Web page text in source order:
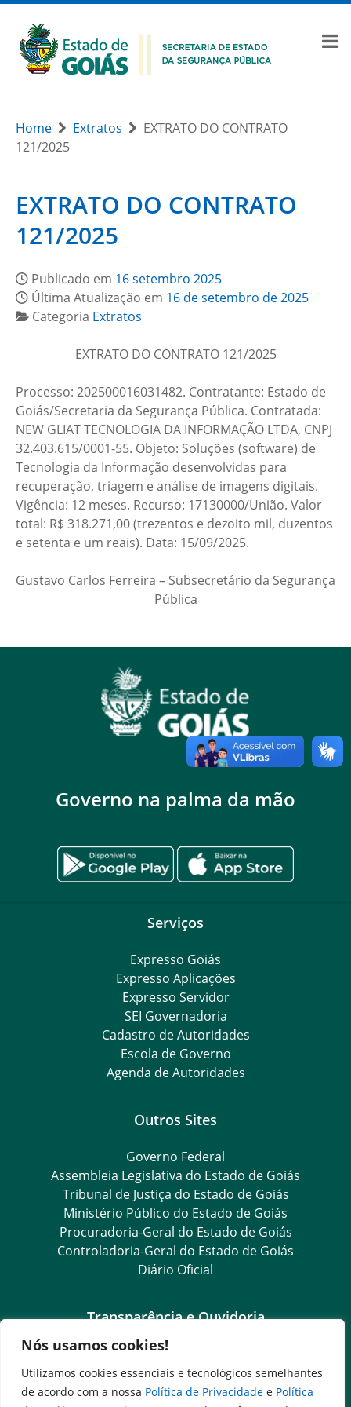
Nós usamos cookies!
Utilizamos cookies essenciais e tecnológicos semelhantes
de acordo com a nossa Política de Privacidade e Política
Home Extratos
EXTRATO DO CONTRATO
121/2025
EXTRATO DO CONTRATO
121/2025
Publicado em 16 setembro 2025
Última Atualização em 16 de setembro de 2025
Categoria Extratos
EXTRATO DO CONTRATO 121/2025
Processo: 202500016031482. Contratante: Estado de
Goiás/Secretaria da Segurança Pública. Contratada:
NEW GLIAT TECNOLOGIA DA INFORMAÇÃO LTDA, CNPJ
32.403.615/0001-55. Objeto: Soluções (software) de
Tecnologia da Informação desenvolvidas para
recuperação, triagem e análise de imagens digitais​​​​​.
Vigência: 12 meses. Recurso: 17130000/União. Valor
total: R$ 318.271,00 (trezentos e dezoito mil, duzentos
e setenta e um reais). Data: 15/09/2025.
Gustavo Carlos Ferreira – Subsecretário da Segurança
Pública
Governo na palma da mão
Serviços
Expresso Goiás
Expresso Aplicações
Expresso Servidor
SEI Governadoria
Cadastro de Autoridades
Escola de Governo
Agenda de Autoridades
Outros Sites
Governo Federal
Assembleia Legislativa do Estado de Goiás
Tribunal de Justiça do Estado de Goiás
Ministério Público do Estado de Goiás
Procuradoria-Geral do Estado de Goiás
Controladoria-Geral do Estado de Goiás
Diário Oficial
Transparência e Ouvidoria
LGPD
Goiás Transparência
Dados Abertos Goiás